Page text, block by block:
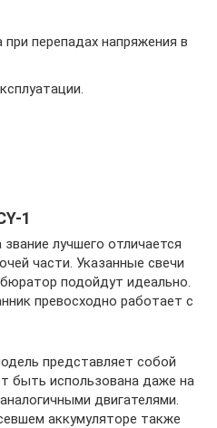
перепадах напряжения в
1
лучшего отличается
части. Указанные свечи
подойдут идеально.
превосходно работает с
представляет собой
быть использована даже на
двигателями.
аккумуляторе также